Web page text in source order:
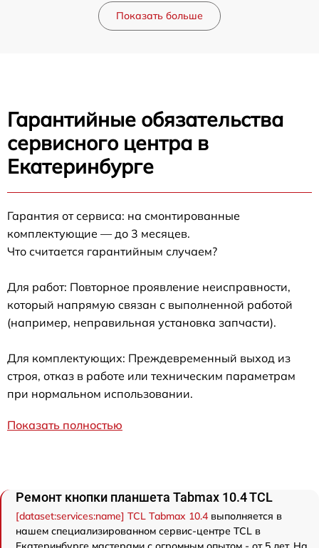
Показать больше
Гарантийные обязательства
сервисного центра в
Екатеринбурге
Гарантия от сервиса: на смонтированные
комплектующие — до 3 месяцев.
Что считается гарантийным случаем?
Для работ: Повторное проявление неисправности,
который напрямую связан с выполненной работой
(например, неправильная установка запчасти).
Для комплектующих: Преждевременный выход из
строя, отказ в работе или техническим параметрам
при нормальном использовании.
Показать полностью
Ремонт кнопки планшета Tabmax 10.4 TCL
[dataset:services:name] TCL Tabmax 10.4 выполняется в
нашем специализированном сервис-центре TCL в